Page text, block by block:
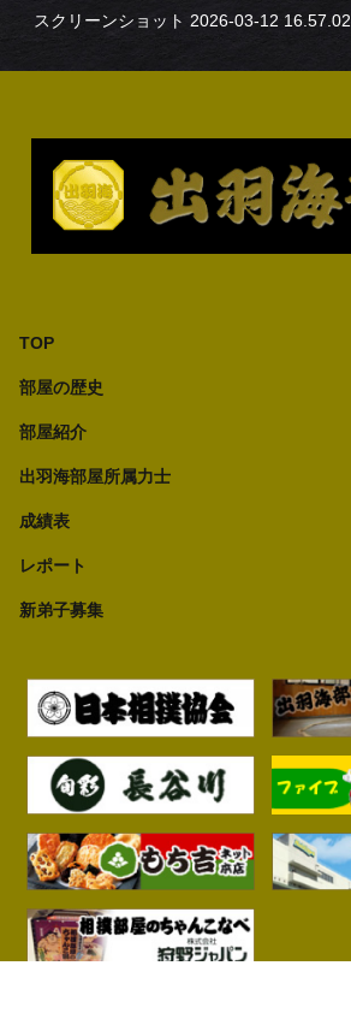
スクリーンショット 2026-03-12 16.57.02
TOP
部屋の歴史
部屋紹介
出羽海部屋所属力士
成績表
レポート
新弟子募集